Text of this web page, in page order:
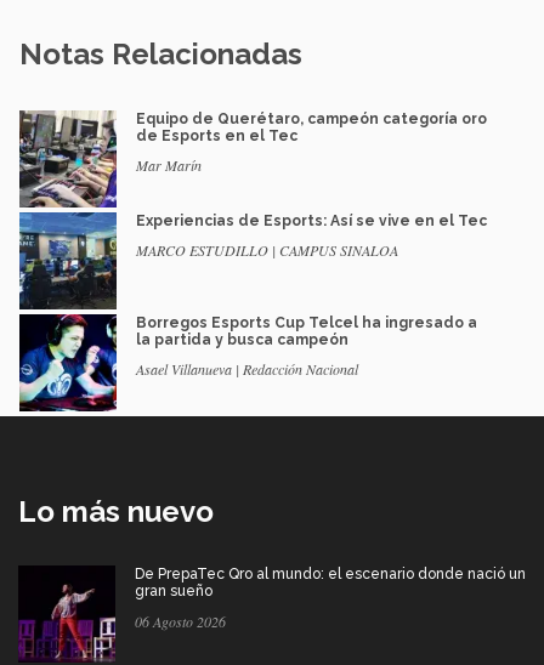
Notas Relacionadas
Equipo de Querétaro, campeón categoría oro
de Esports en el Tec
Mar Marín
Experiencias de Esports: Así se vive en el Tec
MARCO ESTUDILLO | CAMPUS SINALOA
Borregos Esports Cup Telcel ha ingresado a
la partida y busca campeón
Asael Villanueva | Redacción Nacional
Lo más nuevo
De PrepaTec Qro al mundo: el escenario donde nació un
gran sueño
06 Agosto 2026